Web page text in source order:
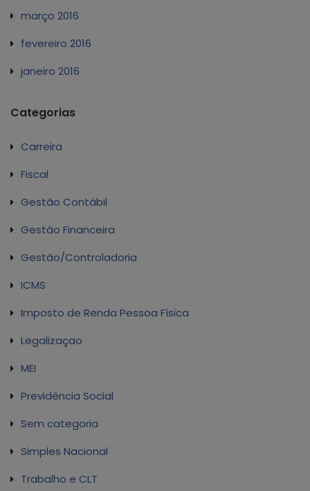
março 2016
fevereiro 2016
janeiro 2016
Categorias
Carreira
Fiscal
Gestão Contábil
Gestão Financeira
Gestão/Controladoria
ICMS
Imposto de Renda Pessoa Física
Legalizaçao
MEI
Previdência Social
Sem categoria
Simples Nacional
Trabalho e CLT